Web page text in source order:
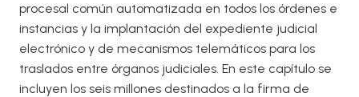
procesal común automatizada en todos los órdenes e
instancias y la implantación del expediente judicial
electrónico y de mecanismos telemáticos para los
traslados entre órganos judiciales. En este capítulo se
incluyen los seis millones destinados a la firma de